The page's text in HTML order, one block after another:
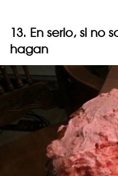
13. En serio, si no
hagan